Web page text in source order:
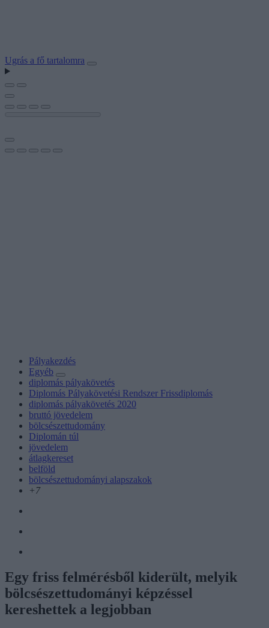
Ugrás a fő tartalomra
Pályakezdés
Egyéb
diplomás pályakövetés
Diplomás Pályakövetési Rendszer Frissdiplomás
diplomás pályakövetés 2020
bruttó jövedelem
bölcsészettudomány
Diplomán túl
jövedelem
átlagkereset
belföld
bölcsészettudományi alapszakok
+7
Egy friss felmérésből kiderült, melyik
bölcsészettudományi képzéssel
kereshettek a legjobban